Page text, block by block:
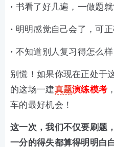
· 书看了好几遍，一做题就
· 明明感觉自己会了，可
· 不知道别人复习得怎么
别慌！如果你现在正处于
的这场一建真题演练模考
车的最好机会！
这一次，我们不仅要刷题
一分的得失都算得明明白白